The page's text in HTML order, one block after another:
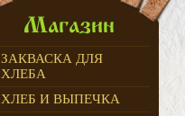
Магазин
ЗАКВАСКА ДЛЯ
ХЛЕБА
ХЛЕБ И ВЫПЕЧКА